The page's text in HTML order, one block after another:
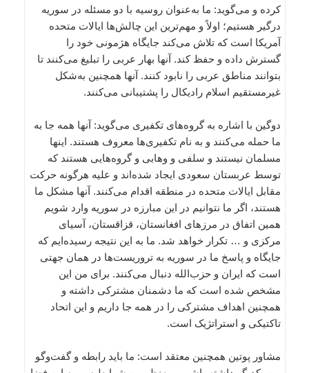
کرده و می‌گوید: ما به‌عنوان روسیه با دو مسئله در سوریه
درگیر هستیم؛ اولاً و مهم‌ترین این چالش‌ها ایالات متحده
آمریکا است که تلاش می‌کند جایگاه هژمونی خود را
گسترش داده و حفظ کند. آنها بهار عربی را تبلیغ می‌کنند تا
بتوانند مناطق عربی را نابود کنند. آنها همچنین به‌شکل
غیرمستقیم اسلام رادیکال را پشتیبانی می‌کنند.
دوگین با اشاره به گروه‌های تکفیری می‌گوید: آنها همه جا به
ما حمله می‌کنند و به نام تکفیری‌ها معروف هستند. اینها
مسلمان نیستند و سلفی و وهابی و گروه‌هایی هستند که
توسط عربستان سعودی ایجاد شده‌اند و علیه هرگونه حرکت
مقابل ایالات متحده در منطقه اقدام می‌کنند. آنها مشکل ما
هستند، اگر ما نتوانیم در این مبارزه در سوریه وارد شویم
همین اتفاق در مرزهای افغانستان، قزاقستان، آسیای
مرکزی و … تکرار خواهد شد. ما به این نتیجه رسیده‌ایم که
جایگاه و پاسخ ما در سوریه به تروریست‌ها در همان جهتی
است که ایران و حزب‌الله دنبال می‌کنند. برای من این
مشخص شده است که ما دشمنان مشترکی داشته و
همچنین اهداف مشترکی را در همه جا داریم و این اتحاد
تاکتیکی و استراتژیک است.
مشاور پوتین همچنین معتقد است: ما باید رابطه و گفت‌و‌گو